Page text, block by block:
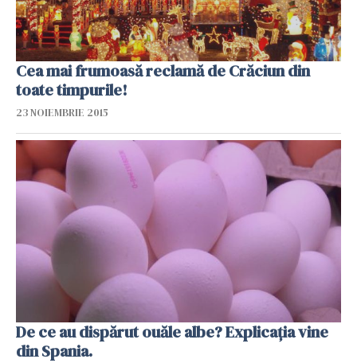
Cea mai frumoasă reclamă de Crăciun din
toate timpurile!
23 NOIEMBRIE 2015
De ce au dispărut ouăle albe? Explicația vine
din Spania.